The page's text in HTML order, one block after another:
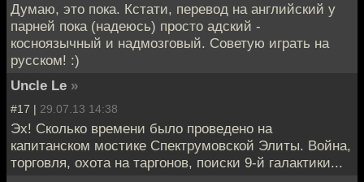
Думаю, это пока. Кстати, перевод на английский у
парней пока (надеюсь) просто адский -
косноязычный и надмозговый. Советую играть на
русском! :)
Uncle Le »
#17 | 29.07.13 14:38
Эх! Сколько времени было проведено на
капитанском мостике Спектрумовской Элиты. Война,
торговля, охота на таргонов, поиски 9-й галактики...